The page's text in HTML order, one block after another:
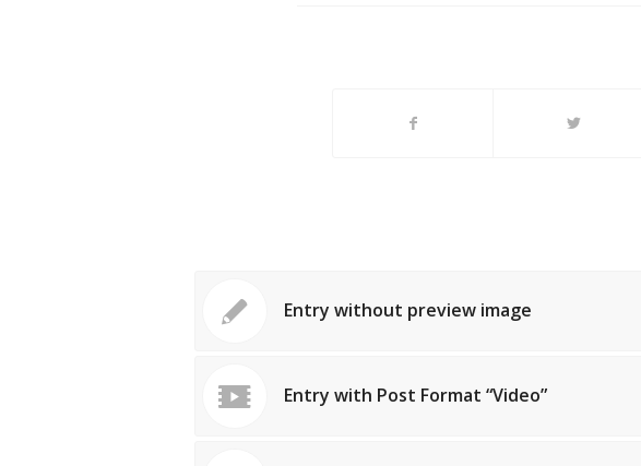
Entry without preview image
Entry with Post Format “Video”